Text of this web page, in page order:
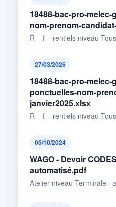
18488-bac-pro-
nom-prenom-
R__f__rentiels niveau
27/03/2026
18488-bac-pro-
ponctuelles-nom-
janvier2025.xlsx
R__f__rentiels niveau
05/10/2024
WAGO - Devoir
automatisé.pdf
Atelier niveau Terminale ·